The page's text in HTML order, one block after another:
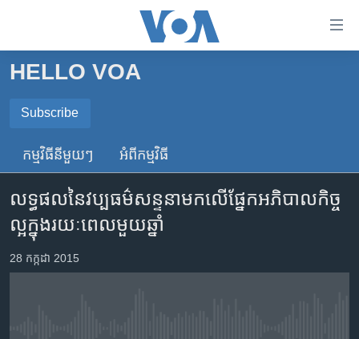
គេហទំព័រ​
រំលង​
ព័ត៌មាន​​
រំលង​
កម្ពុជា
អន្តរជាតិ
ចិន
ហេឡូវីអូអេ
កម្ពុជាច្នៃប្រតិដ្ឋ
ព្រឹត្តិការណ៍ព័ត៌មាន
HELLO VOA
Subscribe
SUBSCRIBE
ទទួល​​​សេវា​​​ Podcast
កម្មវិធី​នីមួយៗ អំពី​កម្មវិធី​
លទ្ធផល​នៃ​វប្បធម៌​សន្ទនា​មក​លើ​ផ្នែក​អភិបាល​កិច្ច​
ល្អ​ក្នុង​រយៈ​ពេល​មួយ​ឆ្នាំ
28 កក្កដា 2015